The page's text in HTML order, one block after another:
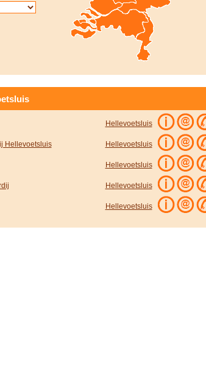
Hellevoetsluis
Hellevoetsluis Hellevoetsluis
Hellevoetsluis
Hellevoetsluis
Hellevoetsluis